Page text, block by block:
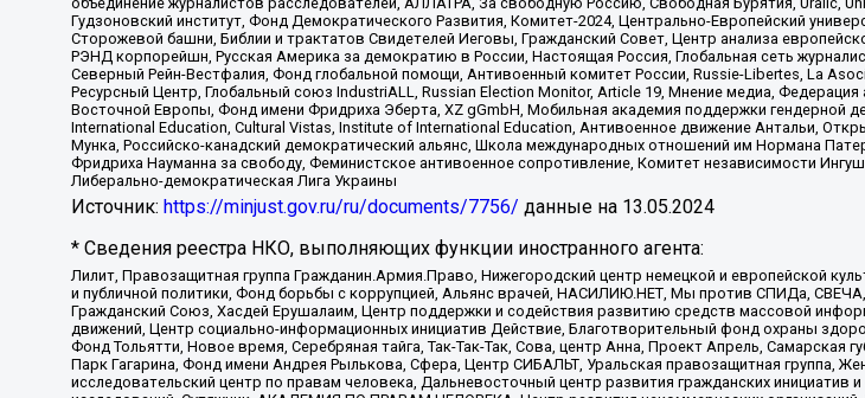
Гудзоновский институт, Фонд Демократического Развития, Комитет-2024, Центрально-Европейский
Сторожевой башни, Библии и трактатов Свидетелей Иеговы, Гражданский Совет, Центр анализа
РЭНД корпорейшн, Русская Америка за демократию в России, Настоящая Россия, Глобальная сеть
Северный Рейн-Вестфалия, Фонд глобальной помощи, Антивоенный комитет России, Russie-Libertes, La
Ресурсный Центр, Глобальный союз IndustriALL, Russian Election Monitor, Article 19, Мнение медиа,
Восточной Европы, Фонд имени Фридриха Эберта, XZ gGmbH, Мобильная академия поддержки гендерной
International Education, Cultural Vistas, Institute of International Education, Антивоенное движение Антальи,
Мунка, Российско-канадский демократический альянс, Школа международных отношений им Нормана
Фридриха Науманна за свободу, Феминистское антивоенное сопротивление, Комитет независимости
Либерально-демократическая Лига Украины
Источник: https://minjust.gov.ru/ru/documents/7756/ данные на 13.05.2024
* Сведения реестра НКО, выполняющих функции иностранного агента:
Лилит, Правозащитная группа Гражданин.Армия.Право, Нижегородский центр немецкой и европейской
и публичной политики, Фонд борьбы с коррупцией, Альянс врачей, НАСИЛИЮ.НЕТ, Мы против СПИДа,
Гражданский Союз, Хасдей Ерушалаим, Центр поддержки и содействия развитию средств массовой
движений, Центр социально-информационных инициатив Действие, Благотворительный фонд охраны
Фонд Тольятти, Новое время, Серебряная тайга, Так-Так-Так, Сова, центр Анна, Проект Апрель,
Парк Гагарина, Фонд имени Андрея Рылькова, Сфера, Центр СИБАЛЬТ, Уральская правозащитная группа,
исследовательский центр по правам человека, Дальневосточный центр развития гражданских